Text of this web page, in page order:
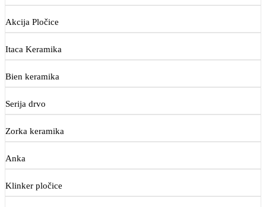
Akcija Pločice
Itaca Keramika
Bien keramika
Serija drvo
Zorka keramika
Anka
Klinker pločice